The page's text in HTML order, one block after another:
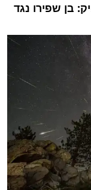
בן שפירו נגד